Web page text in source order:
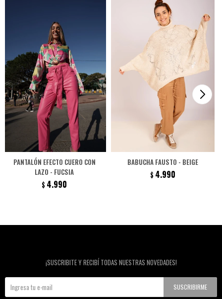
PANTALÓN EFECTO CUERO CON
LAZO - FUCSIA
$ 4.990
BABUCHA FAUSTO - BEIGE
$ 4.990
¡SUSCRIBITE Y RECIBÍ TODAS NUESTRAS NOVEDADES!
SUSCRIBIRME